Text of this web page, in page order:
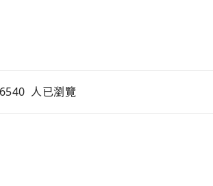
人已瀏覽